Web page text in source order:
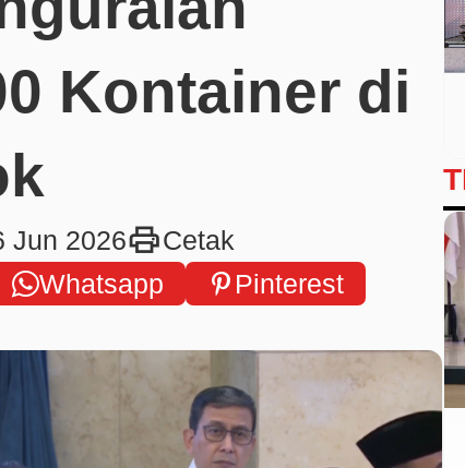
Kontainer di
Jun 2026printCetak
Whatsapp
Pinterest